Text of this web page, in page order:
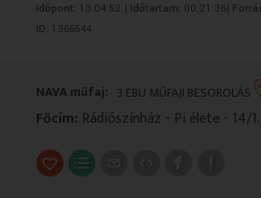
Időpont: 13:04:52 | Időtartam: 00:21:36|
ID: 1366544
NAVA műfaj: 3 EBU MŰFAJI BESOROLÁS
Főcím: Rádiószínház - Pi élete - 14/